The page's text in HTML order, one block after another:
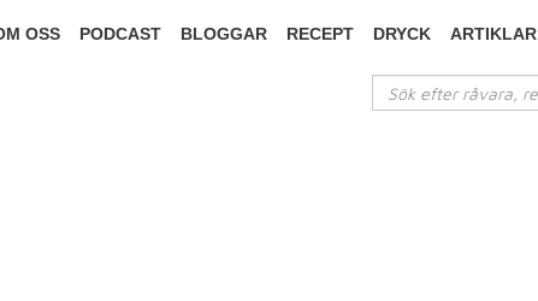
OSS PODCAST BLOGGAR RECEPT DRYCK ARTIKLAR